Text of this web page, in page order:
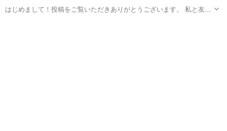
はじめまして！投稿をご覧いただきありがとうございます。 私と友達